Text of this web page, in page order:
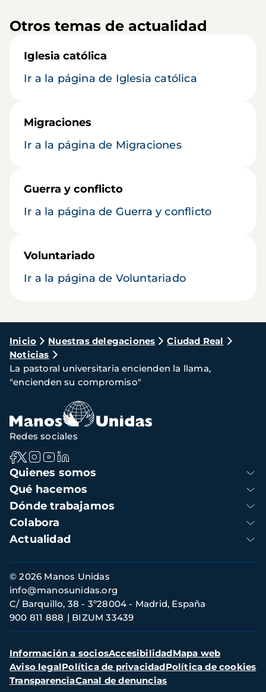
Otros temas de actualidad
Iglesia católica
Ir a la página de Iglesia católica
Migraciones
Ir a la página de Migraciones
Guerra y conflicto
Ir a la página de Guerra y conflicto
Voluntariado
Ir a la página de Voluntariado
Ruta
de
navegación
Inicio Nuestras delegaciones
Ciudad Real
Noticias
La pastoral universitaria encienden la llama,
"encienden su compromiso"
Navegación
principal
Quienes somos
Qué hacemos
Dónde trabajamos
Colabora
Actualidad
Redes sociales
Información
de
contacto
© 2026 Manos Unidas
C/ Barquillo, 38 - 3º28004 - Madrid, España
900 811 888
BIZUM 33439
info@manosunidas.org
Menú
secundario
Información a sociosAccesibilidadMapa web
Aviso legalPolítica de privacidadPolítica de cookies
TransparenciaCanal de denuncias